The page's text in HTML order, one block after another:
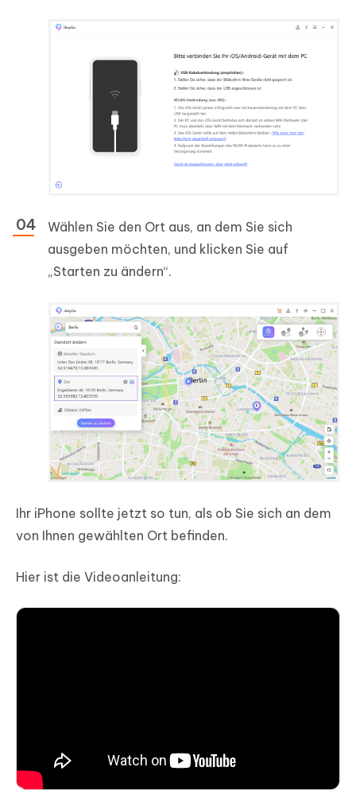
Wählen Sie den Ort aus, an dem Sie sich
ausgeben möchten, und klicken Sie auf
„Starten zu ändern“.
Ihr iPhone sollte jetzt so tun, als ob Sie sich an dem
von Ihnen gewählten Ort befinden.
Hier ist die Videoanleitung: